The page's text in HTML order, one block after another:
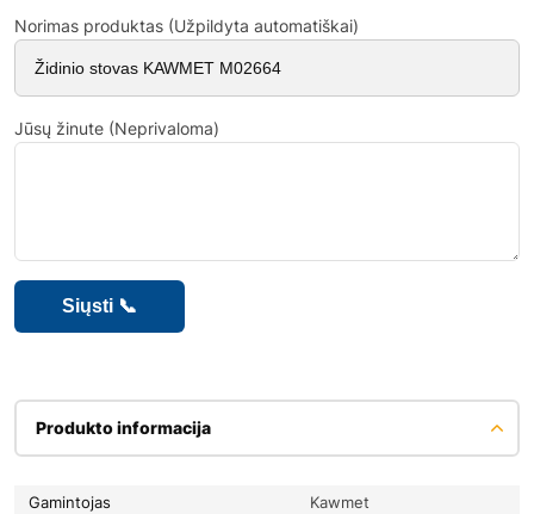
Norimas produktas (Užpildyta automatiškai)
Jūsų žinute (Neprivaloma)
Produkto informacija
Gamintojas Kawmet